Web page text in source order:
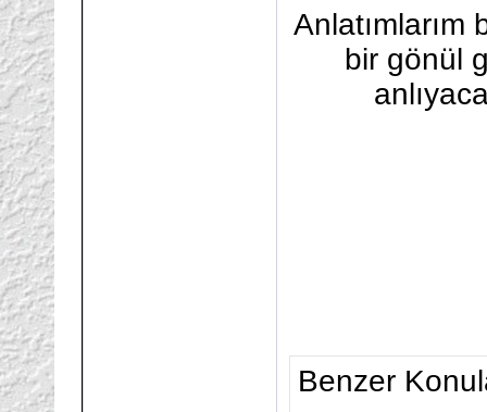
bir gönül
Benzer